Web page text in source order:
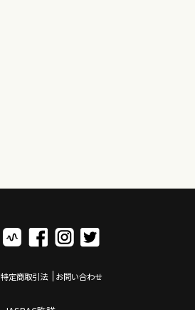
特定商取引法 お問い合わせ